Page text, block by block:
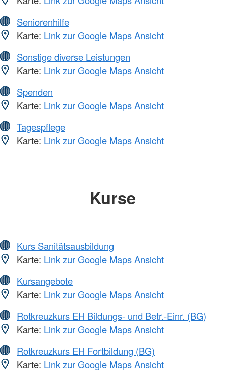
Seniorenhilfe
Karte: Link zur Google Maps Ansicht
Sonstige diverse Leistungen
Karte: Link zur Google Maps Ansicht
Spenden
Karte: Link zur Google Maps Ansicht
Tagespflege
Karte: Link zur Google Maps Ansicht
Kurse
Kurs Sanitätsausbildung
Karte: Link zur Google Maps Ansicht
Kursangebote
Karte: Link zur Google Maps Ansicht
Rotkreuzkurs EH Bildungs- und Betr.-Einr. (BG)
Karte: Link zur Google Maps Ansicht
Rotkreuzkurs EH Fortbildung (BG)
Karte: Link zur Google Maps Ansicht